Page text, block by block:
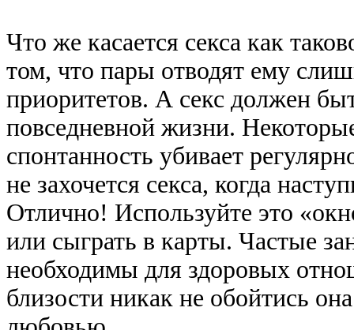
Что же касается секса как
том, что пары отводят ему
приоритетов. А секс должен
повседневной жизни.
спонтанность убивает
не захочется секса, когда
Отлично! Используйте это
или сыграть в карты. Частые
необходимы для здоровых
близости никак не обойтись